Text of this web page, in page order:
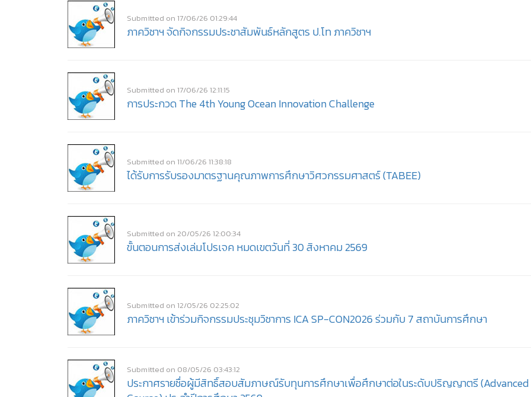
Submitted on 17/06/26 01:29:44
ภาควิชาฯ จัดกิจกรรมประชาสัมพันธ์หลักสูตร ป.โท ภาควิชาฯ
Submitted on 17/06/26 12:11:15
การประกวด The 4th Young Ocean Innovation Challenge
Submitted on 11/06/26 11:38:18
ได้รับการรับรองมาตรฐานคุณภาพการศึกษาวิศวกรรมศาสตร์ (TABEE)
Submitted on 20/05/26 12:00:34
ขั้นตอนการส่งเล่มโปรเจค หมดเขตวันที่ 30 สิงหาคม 2569
Submitted on 12/05/26 02:25:02
ภาควิชาฯ เข้าร่วมกิจกรรมประชุมวิชาการ ICA SP-CON2026 ร่วมกับ 7 สถาบันการศึกษา
Submitted on 08/05/26 03:43:12
ประกาศรายชื่อผู้มีสิทธิ์สอบสัมภาษณ์รับทุนการศึกษาเพื่อศึกษาต่อในระดับปริญญาตรี (Advanced